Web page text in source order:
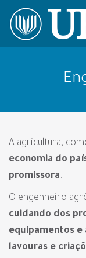
A agricultura,
economia do
promissora.
O engenheiro
cuidando dos
equipamentos e
lavouras e